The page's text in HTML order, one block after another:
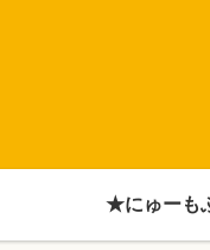
★にゅーも